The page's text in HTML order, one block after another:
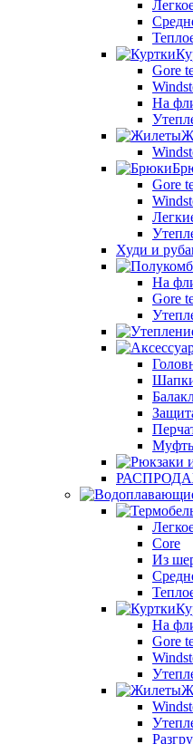
Gore
На
Gore
Худи и
На
Gore
Core
Из
На
Gore